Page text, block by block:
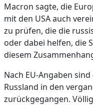
Macron sagte, die
mit den USA auch
zu prüfen, die die
oder dabei helfen, die
diesem
Nach EU-Angaben
Russland in den
zurückgegangen.